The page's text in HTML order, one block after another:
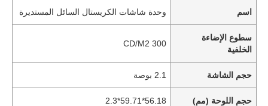
اسم وحدة شاشات الكريستال السائل المستديرة
سطوع الإضاءة
الخلفية
300 CD/M2
حجم الشاشة 2.1 بوصة
حجم اللوحة (مم) 56.18*59.71*2.3